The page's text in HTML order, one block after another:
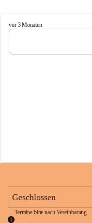
V
o
k
n
vor 3 Monaten
Geschlossen
Termine bitte nach Vereinbarung